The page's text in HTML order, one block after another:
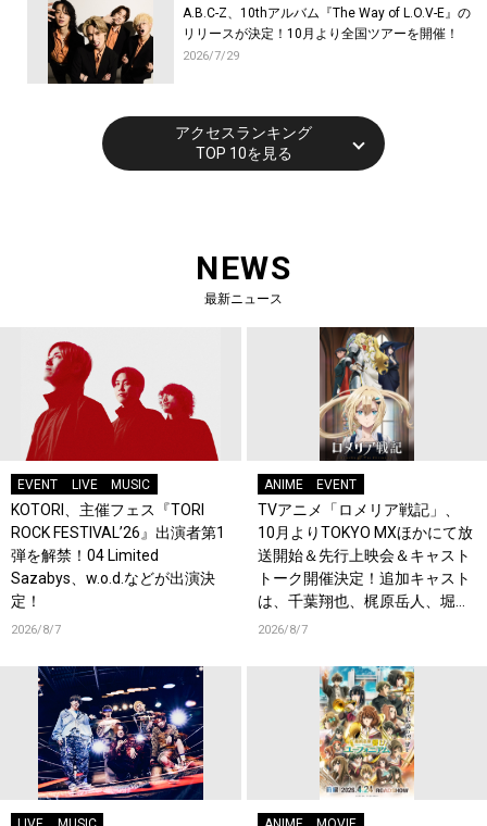
A.B.C-Z、10thアルバム『The Way of L.O.V-E』の
リリースが決定！10月より全国ツアーを開催！
2026/7/29
アクセスランキング
TOP 10を見る
NEWS
最新ニュース
EVENT LIVE MUSIC
KOTORI、主催フェス『TORI
ROCK FESTIVAL’26』出演者第1
弾を解禁！04 Limited
Sazabys、w.o.d.などが出演決
定！
2026/8/7
ANIME EVENT
TVアニメ「ロメリア戦記」、
10月よりTOKYO MXほかにて放
送開始＆先行上映会＆キャスト
トーク開催決定！追加キャスト
は、千葉翔也、梶原岳人、堀江
瞬、綿貫竜之介！PV第1弾公
2026/8/7